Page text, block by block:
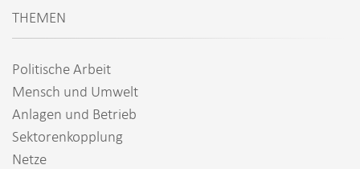
THEMEN
Politische Arbeit
Mensch und Umwelt
Anlagen und Betrieb
Sektorenkopplung
Netze